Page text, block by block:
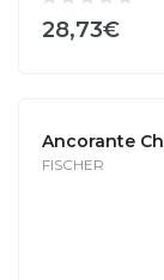
28,73€
Ancorante
FISCHER